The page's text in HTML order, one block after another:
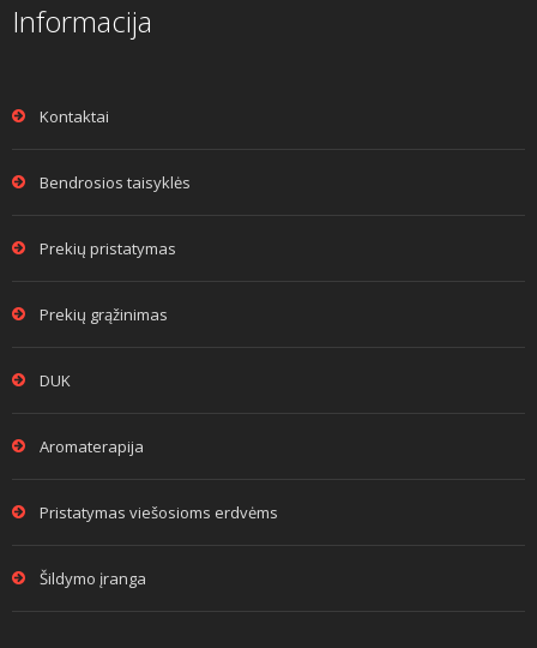
Informacija
Kontaktai
Bendrosios taisyklės
Prekių pristatymas
Prekių grąžinimas
DUK
Aromaterapija
Pristatymas viešosioms erdvėms
Šildymo įranga